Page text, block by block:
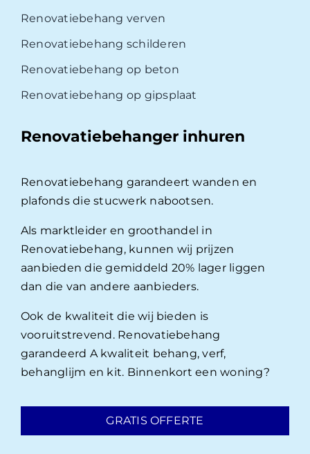
Renovatiebehang verven
Renovatiebehang schilderen
Renovatiebehang op beton
Renovatiebehang op gipsplaat
Renovatiebehanger inhuren
Renovatiebehang garandeert wanden en
plafonds die stucwerk nabootsen.
Als marktleider en groothandel in
Renovatiebehang, kunnen wij prijzen
aanbieden die gemiddeld 20% lager liggen
dan die van andere aanbieders.
Ook de kwaliteit die wij bieden is
vooruitstrevend. Renovatiebehang
garandeerd A kwaliteit behang, verf,
behanglijm en kit. Binnenkort een woning?
GRATIS OFFERTE